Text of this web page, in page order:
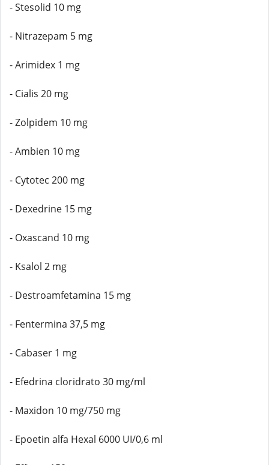
- Stesolid 10 mg
- Nitrazepam 5 mg
- Arimidex 1 mg
- Cialis 20 mg
- Zolpidem 10 mg
- Ambien 10 mg
- Cytotec 200 mg
- Dexedrine 15 mg
- Oxascand 10 mg
- Ksalol 2 mg
- Destroamfetamina 15 mg
- Fentermina 37,5 mg
- Cabaser 1 mg
- Efedrina cloridrato 30 mg/ml
- Maxidon 10 mg/750 mg
- Epoetin alfa Hexal 6000 UI/0,6 ml